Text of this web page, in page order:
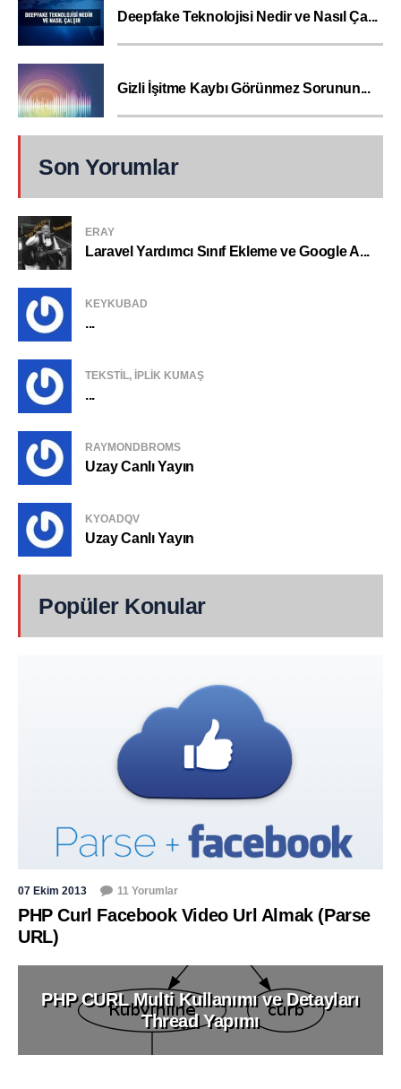
Deepfake Teknolojisi Nedir ve Nasıl Ça...
Gizli İşitme Kaybı Görünmez Sorunun...
Son Yorumlar
ERAY
Laravel Yardımcı Sınıf Ekleme ve Google A...
KEYKUBAD
...
TEKSTIL, IPLIK KUMAŞ
...
RAYMONDBROMS
Uzay Canlı Yayın
KYOADQV
Uzay Canlı Yayın
Popüler Konular
07 Ekim 2013 11 Yorumlar
PHP Curl Facebook Video Url Almak (Parse
URL)
PHP CURL Multi Kullanımı ve Detayları
Thread Yapımı